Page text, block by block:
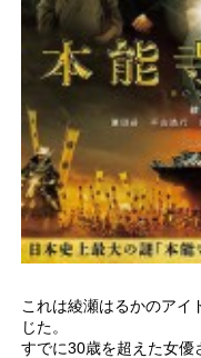
これは綾瀬はるかのアイ
じた。
すでに30歳を超えた女